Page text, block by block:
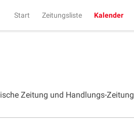
Start Zeitungsliste Kalender
Zeitung und Handlungs-Zeitung